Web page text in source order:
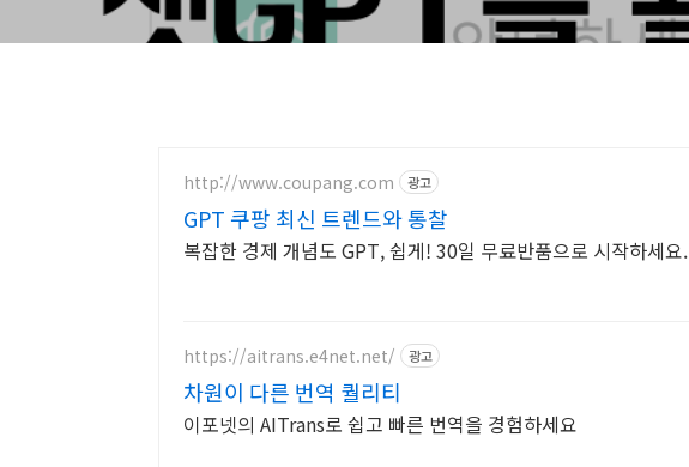
http://www.coupang.com 광고
GPT 쿠팡 최신 트렌드와 통찰
복잡한 경제 개념도 GPT, 쉽게! 30일 무료반품으로 시작하세요.
https://aitrans.e4net.net/ 광고
차원이 다른 번역 퀄리티
이포넷의 AITrans로 쉽고 빠른 번역을 경험하세요